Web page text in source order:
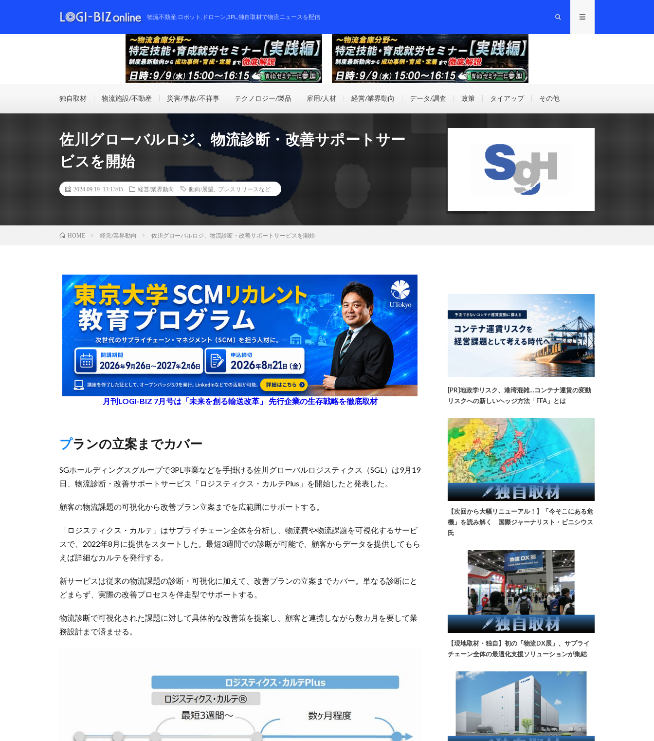
物流不動産,ロボット,ドローン,3PL,独自取材で物流ニュースを配信
独自取材 物流施設/不動産 災害/事故/不祥事 テクノロジー/製品 雇用/人材 経営/業界動向 データ/調査 政策 タイアップ その他
佐川グローバルロジ、物流診断・改善サポートサー
ビスを開始
2024.09.19 13:13:05 経営/業界動向 動向/展望 プレスリリースなど
HOME 経営/業界動向 佐川グローバルロジ、物流診断・改善サポートサービスを開始
月刊LOGI-BIZ 7月号は「未来を創る輸送改革」 先行企業の生存戦略を徹底取材
プランの立案までカバー
SGホールディングスグループで3PL事業などを手掛ける佐川グローバルロジスティクス（SGL）は9月19
日、物流診断・改善サポートサービス「ロジスティクス・カルテPlus」を開始したと発表した。
顧客の物流課題の可視化から改善プラン立案までを広範囲にサポートする。
「ロジスティクス・カルテ」はサプライチェーン全体を分析し、物流費や物流課題を可視化するサービ
スで、2022年8月に提供をスタートした。最短3週間での診断が可能で、顧客からデータを提供してもら
えば詳細なカルテを発行する。
新サービスは従来の物流課題の診断・可視化に加えて、改善プランの立案までカバー。単なる診断にと
どまらず、実際の改善プロセスを伴走型でサポートする。
物流診断で可視化された課題に対して具体的な改善策を提案し、顧客と連携しながら数カ月を要して業
務設計まで済ませる。
[PR]地政学リスク、港湾混雑…コンテナ運賃の変動
リスクへの新しいヘッジ方法「FFA」とは
【次回から大幅リニューアル！】「今そこにある危
機」を読み解く 国際ジャーナリスト・ビニシウス
氏
【現地取材・独自】初の「物流DX展」、サプライ
チェーン全体の最適化支援ソリューションが集結